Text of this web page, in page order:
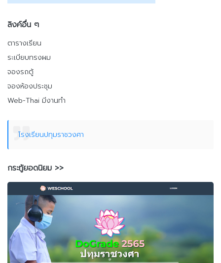
ลิงค์อื่น ๆ
ตารางเรียน
ระเบียบทรงผม
จองรถตู้
จองห้องประชุม
Web-Thai มีงานทำ
โรงเรียนปทุมราชวงศา
กระทู้ยอดนิยม >>